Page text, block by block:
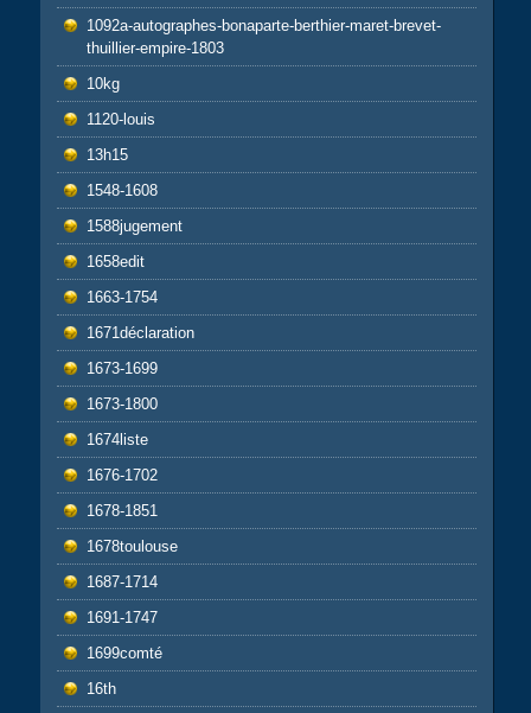
1092a-autographes-bonaparte-berthier-maret-brevet-
thuillier-empire-1803
10kg
1120-louis
13h15
1548-1608
1588jugement
1658edit
1663-1754
1671déclaration
1673-1699
1673-1800
1674liste
1676-1702
1678-1851
1678toulouse
1687-1714
1691-1747
1699comté
16th